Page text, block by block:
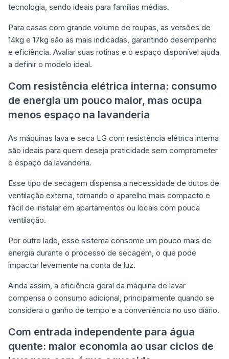
tecnologia, sendo ideais para famílias médias.
Para casas com grande volume de roupas, as versões de
14kg e 17kg são as mais indicadas, garantindo desempenho
e eficiência. Avaliar suas rotinas e o espaço disponível ajuda
a definir o modelo ideal.
Com resistência elétrica interna: consumo
de energia um pouco maior, mas ocupa
menos espaço na lavanderia
As máquinas lava e seca LG com resistência elétrica interna
são ideais para quem deseja praticidade sem comprometer
o espaço da lavanderia.
Esse tipo de secagem dispensa a necessidade de dutos de
ventilação externa, tornando o aparelho mais compacto e
fácil de instalar em apartamentos ou locais com pouca
ventilação.
Por outro lado, esse sistema consome um pouco mais de
energia durante o processo de secagem, o que pode
impactar levemente na conta de luz.
Ainda assim, a eficiência geral da máquina de lavar
compensa o consumo adicional, principalmente quando se
considera o ganho de tempo e a conveniência no uso diário.
Com entrada independente para água
quente: maior economia ao usar ciclos de